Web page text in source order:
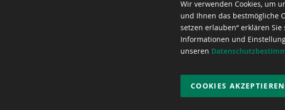
Wir verwenden Cookies, um
und Ihnen das bestmögliche
setzen erlauben“ erklären
Informationen und
unseren
COOKIES AKZEPTIEREN